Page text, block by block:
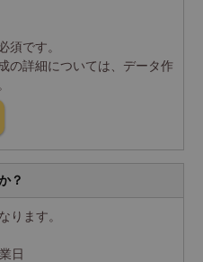
須です。
の詳細については、データ作
？
ります。
日